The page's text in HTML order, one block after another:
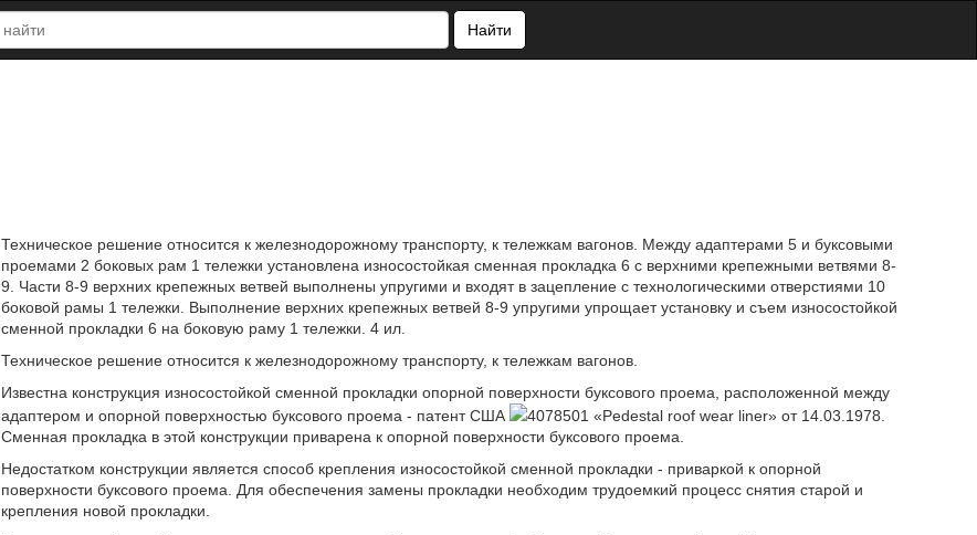
Найти
Техническое решение относится к железнодорожному транспорту, к тележкам вагонов. Между адаптерами 5 и буксовыми
проемами 2 боковых рам 1 тележки установлена износостойкая сменная прокладка 6 с верхними крепежными ветвями 8-
9. Части 8-9 верхних крепежных ветвей выполнены упругими и входят в зацепление с технологическими отверстиями 10
боковой рамы 1 тележки. Выполнение верхних крепежных ветвей 8-9 упругими упрощает установку и съем износостойкой
сменной прокладки 6 на боковую раму 1 тележки. 4 ил.
Техническое решение относится к железнодорожному транспорту, к тележкам вагонов.
Известна конструкция износостойкой сменной прокладки опорной поверхности буксового проема, расположенной между
адаптером и опорной поверхностью буксового проема - патент США
4078501 «Pedestal roof wear liner» от 14.03.1978.
Сменная прокладка в этой конструкции приварена к опорной поверхности буксового проема.
Недостатком конструкции является способ крепления износостойкой сменной прокладки - приваркой к опорной
поверхности буксового проема. Для обеспечения замены прокладки необходим трудоемкий процесс снятия старой и
крепления новой прокладки.